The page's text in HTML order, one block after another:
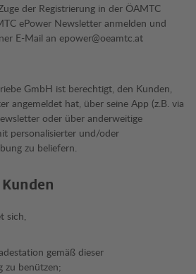
der Registrierung in der ÖAMTC
ePower Newsletter anmelden und
E-Mail an epower@oeamtc.at
GmbH ist berechtigt, den Kunden,
angemeldet hat, über seine App (z.B. via
oder über anderweitige
personalisierter und/oder
zu beliefern.
sich,
gemäß dieser
zu benützen;